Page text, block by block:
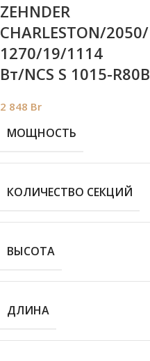
ZEHNDER
CHARLESTON/2050/
1270/19/1114
Вт/NCS S 1015-R80B
2 848 Br
МОЩНОСТЬ
КОЛИЧЕСТВО СЕКЦИЙ
ВЫСОТА
ДЛИНА